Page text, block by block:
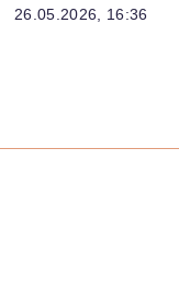
26.05.2026, 16:36